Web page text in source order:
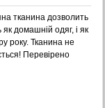
тканина дозволить
домашній одяг, і як
року. Тканина не
Перевірено